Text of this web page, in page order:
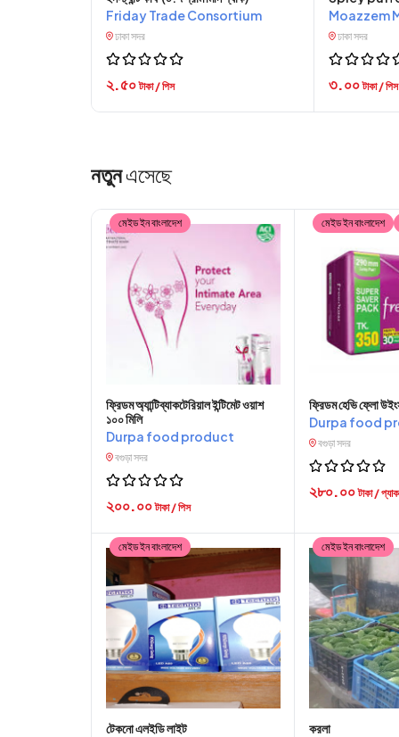
Friday Trade Consortium
ঢাকা সদর
২.৫০টাকা / পিস
Moazzem
ঢাকা সদর
৩.০০টাকা / পিস
নতুনএসেছে
মেইড ইন বাংলাদেশ
ফ্রিডম অ্যান্টিব্যাকটেরিয়াল ইন্টিমেট ওয়াশ
১০০ মিলি
Durpa food product
বগুড়া সদর
২০০.০০টাকা / পিস
মেইড ইন বাংলাদেশ
ফ্রিডম হেভি ফ্লো
Durpa food
বগুড়া সদর
২৮০.০০টাকা / প্যাক
মেইড ইন বাংলাদেশ
টেকনো এলইডি লাইট
মেইড ইন বাংলাদেশ
করলা